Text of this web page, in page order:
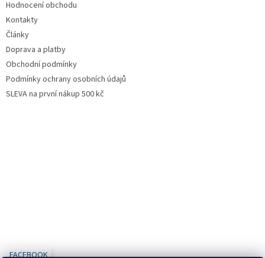
Hodnocení obchodu
Kontakty
Články
Doprava a platby
Obchodní podmínky
Podmínky ochrany osobních údajů
SLEVA na první nákup 500 kč
FACEBOOK